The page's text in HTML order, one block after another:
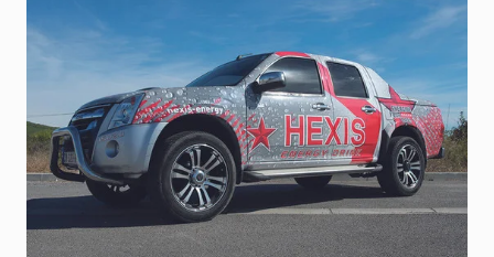
href="https://www.orafol.com/Products/
3971raplus-proslide_TM_-premium-digital-
printing-cast-id11548-technical-data-sheet-
europe-en.pdf" target="_blank"
rel="noopener">Orajet 3971GRA+Proslide</a>
</td> <td style="width: 50%;">
<strong>Suositeltu laminaatti:</strong> <a
href="https://www.signcom.fi/product/oraguard-
279-pvc-free">Oraguard 279</a> </td> </tr>